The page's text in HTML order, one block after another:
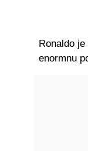
Ronaldo
enormnu